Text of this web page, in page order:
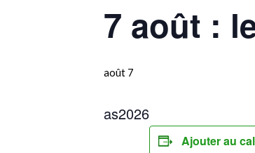
7 août :
août 7
as2026
Ajouter au